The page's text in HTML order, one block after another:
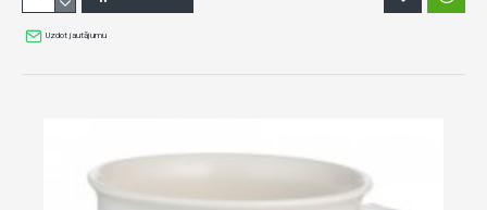
Uzdot jautājumu